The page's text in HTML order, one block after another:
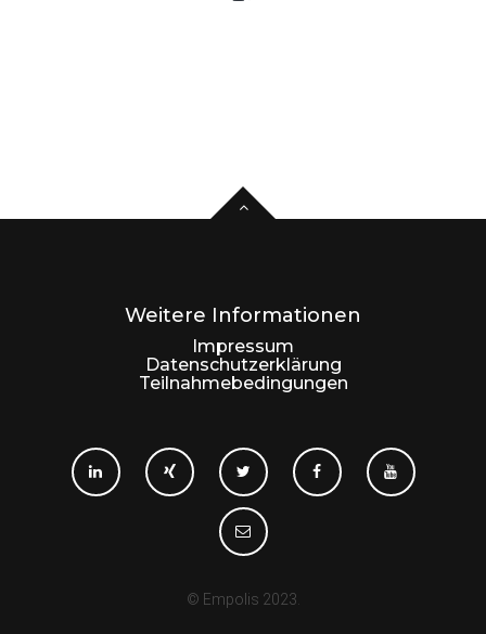
Weitere Informationen
Impressum
Datenschutzerklärung
Teilnahmebedingungen
© Empolis 2023.